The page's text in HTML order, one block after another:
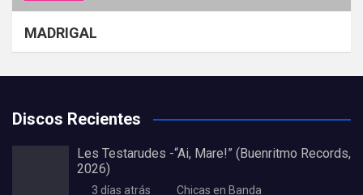
MADRIGAL
Discos Recientes
Les Testarudes -“Ai, Mare!” (Buenritmo Records,
2026)
3 días atrás Chicas en Banda